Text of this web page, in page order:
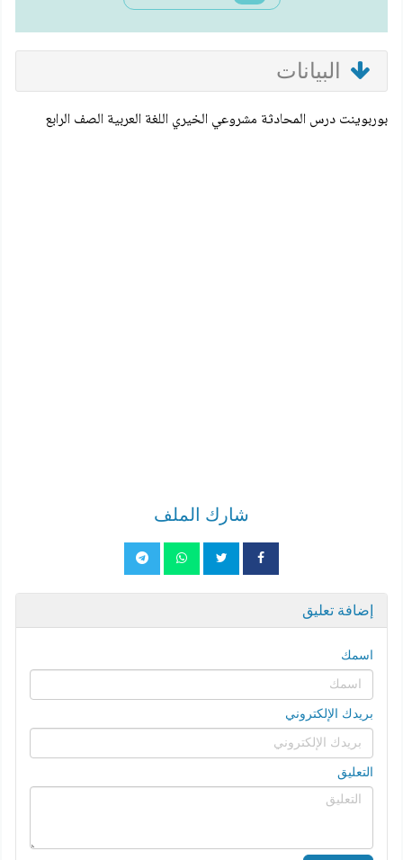
البيانات
بوربوينت درس المحادثة مشروعي الخيري اللغة العربية الصف الرابع
شارك الملف
إضافة تعليق
اسمك
بريدك الإلكتروني
التعليق